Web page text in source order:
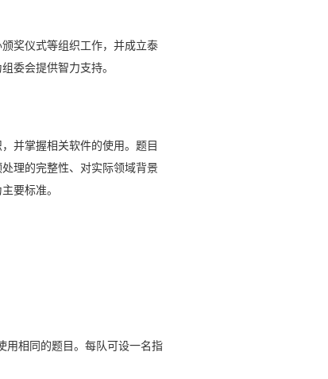
奖仪式等组织工作，并成立泰
委会提供智力支持。
并掌握相关软件的使用。题目
理的完整性、对实际领域背景
要标准。
用相同的题目。每队可设一名指